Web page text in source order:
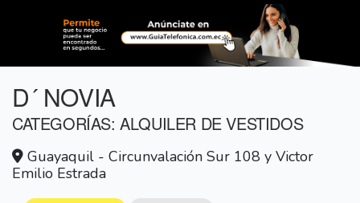
D´ NOVIA
CATEGORÍAS: ALQUILER DE VESTIDOS
Guayaquil - Circunvalación Sur 108 y Victor
Emilio Estrada